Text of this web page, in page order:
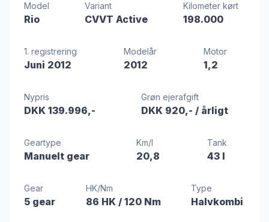
Model
Rio
Variant
CVVT Active
Kilometer kørt
198.000
1. registrering
Juni 2012
Modelår
2012
Motor
1,2
Nypris
DKK 139.996,-
Grøn ejerafgift
DKK 920,- / årligt
Geartype
Manuelt gear
Km/l
20,8
Tank
43 l
Gear
5 gear
HK/Nm
86 HK / 120 Nm
Type
Halvkombi